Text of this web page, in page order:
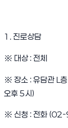
1. 진로상담
※ 대상 : 전체
※ 장소 : 유담관 L
오후 5시 )
※ 신청 : 전화